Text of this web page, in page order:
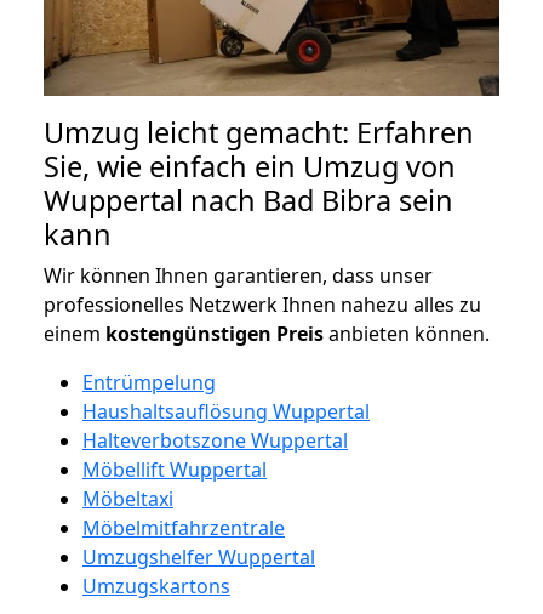
Umzug leicht gemacht: Erfahren
Sie, wie einfach ein Umzug von
Wuppertal nach Bad Bibra sein
kann
Wir können Ihnen garantieren, dass unser
professionelles Netzwerk Ihnen nahezu alles zu
einem kostengünstigen Preisanbieten können.
Entrümpelung
Haushaltsauflösung Wuppertal
Halteverbotszone Wuppertal
Möbellift Wuppertal
Möbeltaxi
Möbelmitfahrzentrale
Umzugshelfer Wuppertal
Umzugskartons